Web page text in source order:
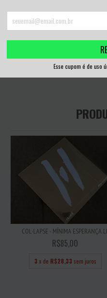
Esse cupom é de uso
COL·LAPSE - MÍNIMA ESPERANÇA
R$85,00
3 x de R$28,33 sem juros